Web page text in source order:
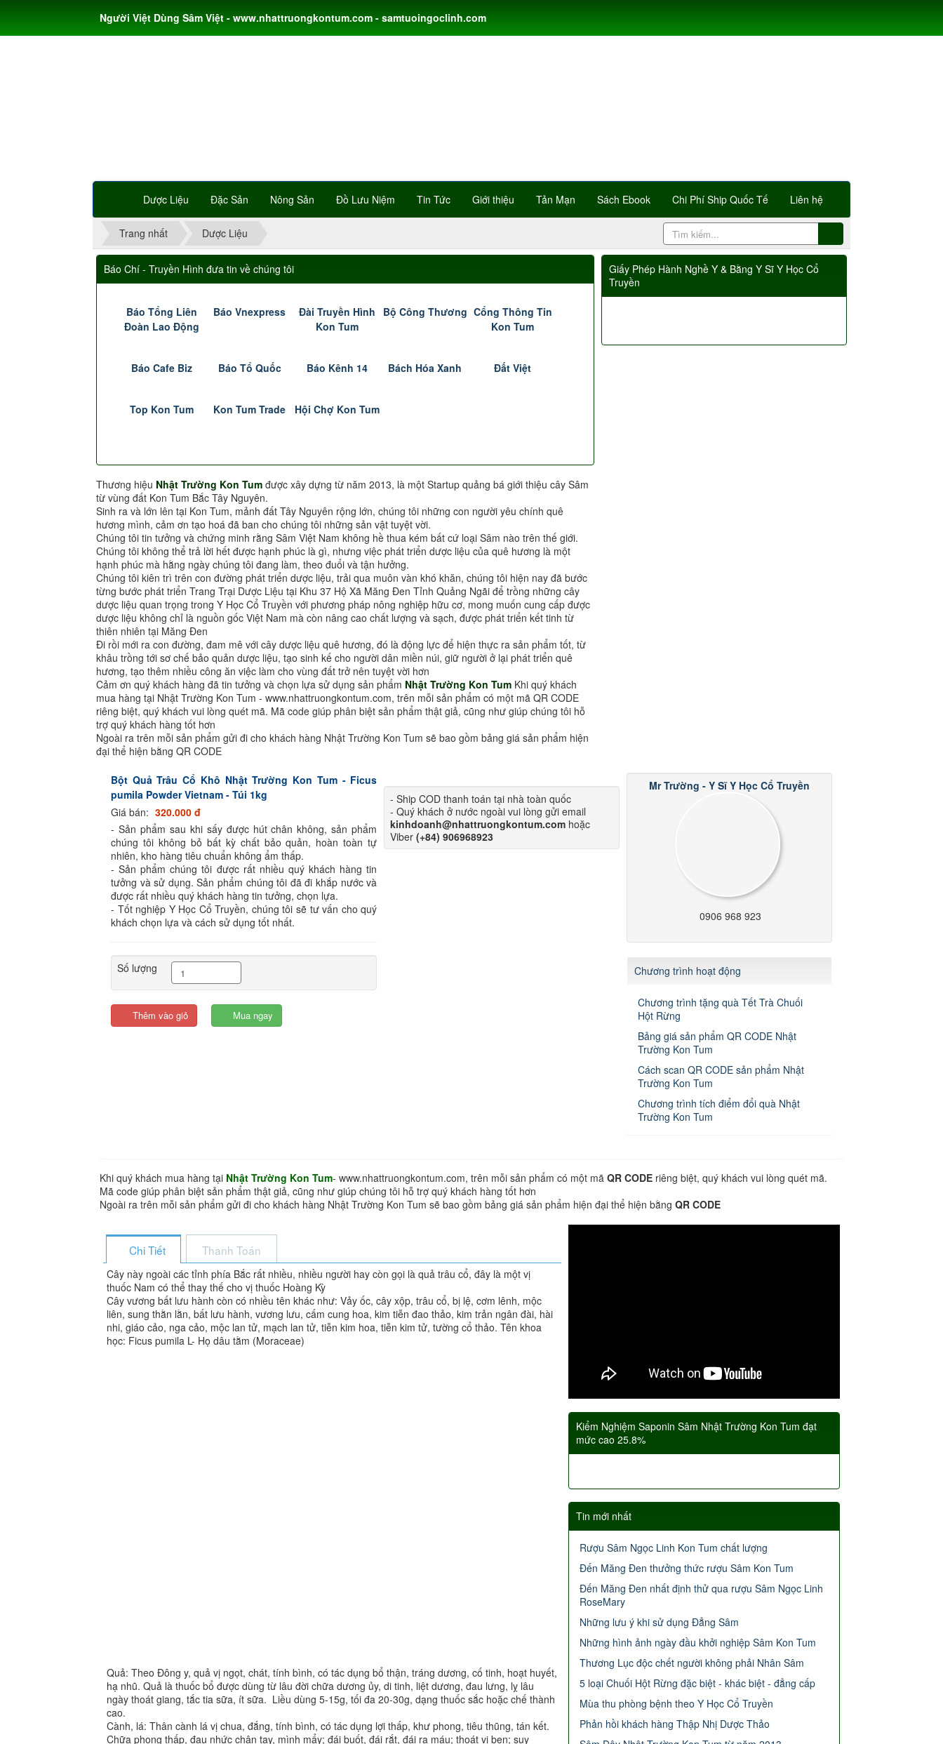
Dược Liệu Đặc Sản Nông Sản Đồ Lưu Niệm Tin Tức Giới thiệu Tản Mạn Sách Ebook Chi Phí Ship Quốc Tế Liên hệ
Người Việt Dùng Sâm Việt - www.nhattruongkontum.com - samtuoingoclinh.com
Trang nhất Dược Liệu
Báo Chí - Truyền Hình đưa tin về chúng tôi
Báo Tổng Liên
Đoàn Lao Động
Báo Vnexpress
Đài Truyền Hình
Kon Tum
Bộ Công Thương Cổng Thông Tin
Kon Tum
Báo Cafe Biz Báo Tổ Quốc Báo Kênh 14 Bách Hóa Xanh Đất Việt
Top Kon Tum Kon Tum Trade Hội Chợ Kon Tum
Thương hiệu Nhật Trường Kon Tum được xây dựng từ năm 2013, là một Startup quảng bá giới thiệu cây Sâm
từ vùng đất Kon Tum Bắc Tây Nguyên.
Sinh ra và lớn lên tại Kon Tum, mảnh đất Tây Nguyên rộng lớn, chúng tôi những con người yêu chính quê
hương mình, cảm ơn tạo hoá đã ban cho chúng tôi những sản vật tuyệt vời.
Chúng tôi tin tưởng và chứng minh rằng Sâm Việt Nam không hề thua kém bất cứ loại Sâm nào trên thế giới.
Chúng tôi không thể trả lời hết được hạnh phúc là gì, nhưng việc phát triển dược liệu của quê hương là một
hạnh phúc mà hằng ngày chúng tôi đang làm, theo đuổi và tận hưởng.
Chúng tôi kiên trì trên con đường phát triển dược liệu, trải qua muôn vàn khó khăn, chúng tôi hiện nay đã bước
từng bước phát triển Trang Trại Dược Liệu tại Khu 37 Hộ Xã Măng Đen Tỉnh Quảng Ngãi để trồng những cây
dược liệu quan trọng trong Y Học Cổ Truyền với phương pháp nông nghiệp hữu cơ, mong muốn cung cấp được
dược liệu không chỉ là nguồn gốc Việt Nam mà còn nâng cao chất lượng và sạch, được phát triển kết tinh từ
thiên nhiên tại Măng Đen
Đi rồi mới ra con đường, đam mê với cây dược liệu quê hương, đó là động lực để hiện thực ra sản phẩm tốt, từ
khâu trồng tới sơ chế bảo quản dược liệu, tạo sinh kế cho người dân miền núi, giữ người ở lại phát triển quê
hương, tạo thêm nhiều công ăn việc làm cho vùng đất trở nên tuyệt vời hơn
Cảm ơn quý khách hàng đã tin tưởng và chọn lựa sử dụng sản phẩm Nhật Trường Kon Tum Khi quý khách
mua hàng tại Nhật Trường Kon Tum - www.nhattruongkontum.com, trên mỗi sản phẩm có một mã QR CODE
riêng biệt, quý khách vui lòng quét mã. Mã code giúp phân biệt sản phẩm thật giả, cũng như giúp chúng tôi hỗ
trợ quý khách hàng tốt hơn
Ngoài ra trên mỗi sản phẩm gửi đi cho khách hàng Nhật Trường Kon Tum sẽ bao gồm bảng giá sản phẩm hiện
đại thể hiện bằng QR CODE
Giấy Phép Hành Nghề Y & Bằng Y Sĩ Y Học Cổ
Truyền
Bột Quả Trâu Cổ Khô Nhật Trường Kon Tum - Ficus
pumila Powder Vietnam - Túi 1kg
Giá bán: 320.000 đ
- Sản phẩm sau khi sấy được hút chân không, sản phẩm
chúng tôi không bỏ bất kỳ chất bảo quản, hoàn toàn tự
nhiên, kho hàng tiêu chuẩn không ẩm thấp.
- Sản phẩm chúng tôi được rất nhiều quý khách hàng tin
tưởng và sử dụng. Sản phẩm chúng tôi đã đi khắp nước và
được rất nhiều quý khách hàng tin tưởng, chọn lựa.
- Tốt nghiệp Y Học Cổ Truyền, chúng tôi sẽ tư vấn cho quý
khách chọn lựa và cách sử dụng tốt nhất.
Số lượng
Thêm vào giỏ Mua ngay
- Ship COD thanh toán tại nhà toàn quốc
- Quý khách ở nước ngoài vui lòng gửi email
kinhdoanh@nhattruongkontum.com hoặc
Viber(+84) 906968923
Mr Trường - Y Sĩ Y Học Cổ Truyền
0906 968 923
Chương trình hoạt động
Chương trình tặng quà Tết
Trà Chuối Hột Rừng
Bảng giá sản phẩm QR
CODE Nhật Trường Kon Tum
Cách scan QR CODE sản
phẩm Nhật Trường Kon Tum
Chương trình tích điểm đổi
quà Nhật Trường Kon Tum
Khi quý khách mua hàng tại Nhật Trường Kon Tum- www.nhattruongkontum.com, trên mỗi sản phẩm có một mã QR CODE riêng biệt, quý khách vui lòng quét mã.
Mã code giúp phân biệt sản phẩm thật giả, cũng như giúp chúng tôi hỗ trợ quý khách hàng tốt hơn
Ngoài ra trên mỗi sản phẩm gửi đi cho khách hàng Nhật Trường Kon Tum sẽ bao gồm bảng giá sản phẩm hiện đại thể hiện bằng QR CODE
Chi Tiết Thanh Toán
Cây này ngoài các tỉnh phía Bắc rất nhiều, nhiều người hay còn gọi là quả trâu cổ, đây là một vị
thuốc Nam có thể thay thế cho vị thuốc Hoàng Kỳ
Cây vương bất lưu hành còn có nhiều tên khác như: Vảy ốc, cây xộp, trâu cổ, bị lệ, cơm lênh, mộc
liên, sung thằn lằn, bất lưu hành, vương lưu, cấm cung hoa, kim tiễn đao thảo, kim trản ngân đài, hài
nhi, giáo cảo, nga cảo, mộc lan tử, mạch lan tử, tiễn kim hoa, tiễn kim tử, tường cổ thảo. Tên khoa
học: Ficus pumila L- Họ dâu tằm (Moraceae)
Quả: Theo Đông y, quả vị ngọt, chát, tính bình, có tác dụng bổ thận, tráng dương, cố tinh, hoạt huyết,
hạ nhũ. Quả là thuốc bổ được dùng từ lâu đời chữa dương ủy, di tinh, liệt dương, đau lưng, lỵ lâu
ngày thoát giang, tắc tia sữa, ít sữa. Liều dùng 5-15g, tối đa 20-30g, dạng thuốc sắc hoặc chế thành
cao.
Cành, lá: Thân cành lá vị chua, đắng, tính bình, có tác dụng lợi thấp, khư phong, tiêu thũng, tán kết.
Chữa phong thấp, đau nhức chân tay, mình mẩy; đái buốt, đái rắt, đái ra máu; thoát vị bẹn; suy
Kiểm Nghiệm Saponin Sâm Nhật Trường Kon Tum đạt
mức cao 25.8%
Tin mới nhất
Rượu Sâm Ngọc Linh Kon Tum chất lượng
Đến Măng Đen thưởng thức rượu Sâm Kon
Tum
Ngọc Linh RoseMary
Những lưu ý khi sử dụng Đẳng Sâm
Những hình ảnh ngày đầu khởi nghiệp Sâm
Kon Tum
Thương Lục độc chết người không phải
Nhân Sâm
5 loại Chuối Hột Rừng đặc biệt - khác biệt -